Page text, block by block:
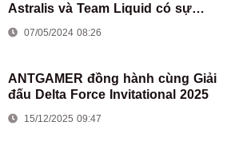
Astralis và Team Liquid có sự
thăng tiến đáng kể
07/05/2024 08:26
ANTGAMER đồng hành cùng Giải
đấu Delta Force Invitational 2025
15/12/2025 09:47